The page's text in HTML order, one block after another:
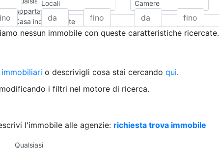
Appartamento
Casa indipendente
Casa Semi-indipendente
Rustico/Casale
Camera d'Albergo
Box/Garage
Qualsiasi
Locali Camere
nessun immobile con queste caratteristiche ricercate.
o descrivigli cosa stai cercando qui.
i filtri nel motore di ricerca.
l'immobile alle agenzie: richiesta trova immobile